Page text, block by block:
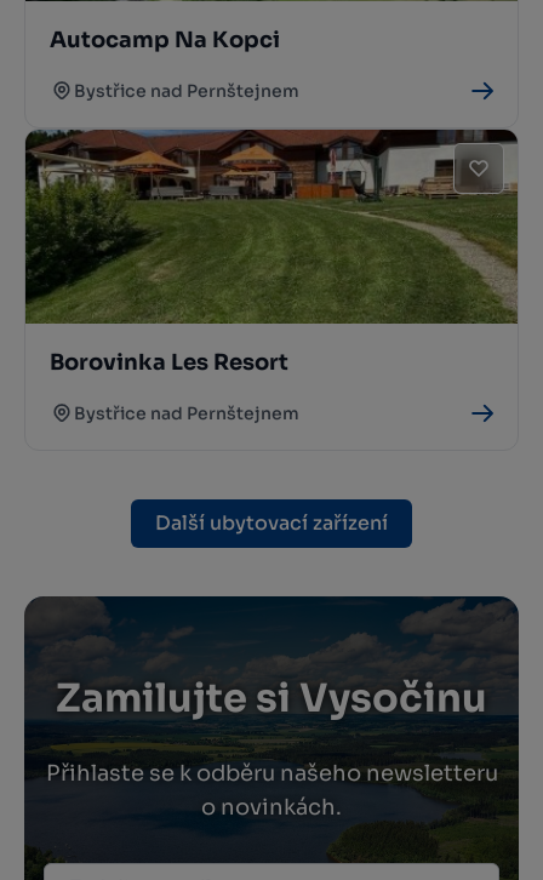
Autocamp Na Kopci
Bystřice nad Pernštejnem
Borovinka Les Resort
Bystřice nad Pernštejnem
Další ubytovací zařízení
Zamilujte si Vysočinu
Přihlaste se k odběru našeho newsletteru
o novinkách.